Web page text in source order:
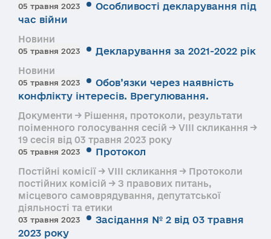
05 травня 2023
Особливості декларування під
час війни
Новини
05 травня 2023 Декларування за 2021-2022 рік
Новини
05 травня 2023
Обов’язки через наявність
конфлікту інтересів. Врегулювання.
Документи → Рішення, протоколи, результати
поіменного голосування сесій → VIII скликання →
19 сесія від 03 травня 2023 року
05 травня 2023 Протокол
Постійні комісії → VIII скликання → Протоколи
постійних комісій → З правових питань,
місцевого самоврядування, депутатської
діяльності та етики
03 травня 2023
Засідання № 2 від 03 травня
2023 року